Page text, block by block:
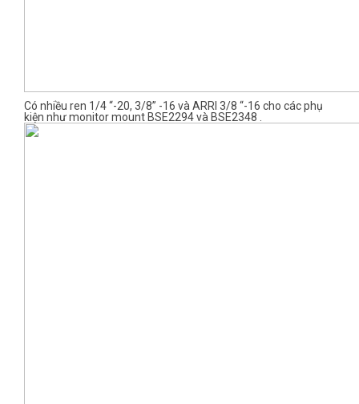
Có nhiều ren 1/4 “-20, 3/8” -16 và ARRI 3/8 “-16 cho các phụ
kiện như monitor mount BSE2294 và BSE2348 .